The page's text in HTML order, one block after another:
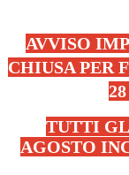
AVVISO
CHIUSA PER
TUTTI
AGOSTO